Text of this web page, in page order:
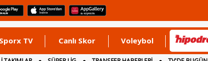
Sporx TV Canlı Skor Voleybol